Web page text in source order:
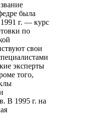
была
1991 г. — курс
по
свои
эксперты
того,
В 1995 г. на